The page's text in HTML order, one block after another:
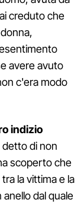
creduto che
avere avuto
c'era modo
indizio
detto di non
scoperto che
la vittima e la
dal quale